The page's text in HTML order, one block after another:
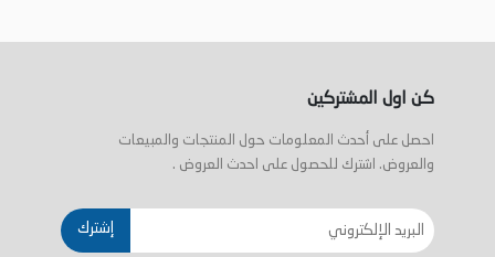
كن اول المشتركين
احصل على أحدث المعلومات حول المنتجات والمبيعات
والعروض. اشترك للحصول على احدث العروض .
إشترك